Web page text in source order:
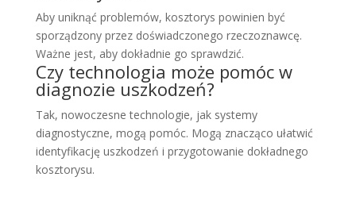
Aby uniknąć problemów, kosztorys powinien być
sporządzony przez doświadczonego rzeczoznawcę.
Ważne jest, aby dokładnie go sprawdzić.
Czy technologia może pomóc w
diagnozie uszkodzeń?
Tak, nowoczesne technologie, jak systemy
diagnostyczne, mogą pomóc. Mogą znacząco ułatwić
identyfikację uszkodzeń i przygotowanie dokładnego
kosztorysu.